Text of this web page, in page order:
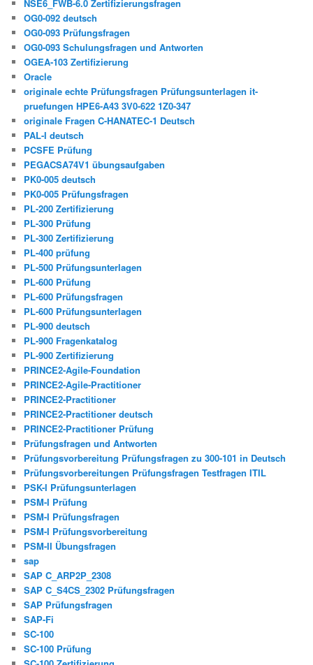
NSE6_FWB-6.0 Zertifizierungsfragen
OG0-092 deutsch
OG0-093 Prüfungsfragen
OG0-093 Schulungsfragen und Antworten
OGEA-103 Zertifizierung
Oracle
originale echte Prüfungsfragen Prüfungsunterlagen it-
pruefungen HPE6-A43 3V0-622 1Z0-347
originale Fragen C-HANATEC-1 Deutsch
PAL-I deutsch
PCSFE Prüfung
PEGACSA74V1 übungsaufgaben
PK0-005 deutsch
PK0-005 Prüfungsfragen
PL-200 Zertifizierung
PL-300 Prüfung
PL-300 Zertifizierung
PL-400 prüfung
PL-500 Prüfungsunterlagen
PL-600 Prüfung
PL-600 Prüfungsfragen
PL-600 Prüfungsunterlagen
PL-900 deutsch
PL-900 Fragenkatalog
PL-900 Zertifizierung
PRINCE2-Agile-Foundation
PRINCE2-Agile-Practitioner
PRINCE2-Practitioner
PRINCE2-Practitioner deutsch
PRINCE2-Practitioner Prüfung
Prüfungsfragen und Antworten
Prüfungsvorbereitung Prüfungsfragen zu 300-101 in Deutsch
Prüfungsvorbereitungen Prüfungsfragen Testfragen ITIL
PSK-I Prüfungsunterlagen
PSM-I Prüfung
PSM-I Prüfungsfragen
PSM-I Prüfungsvorbereitung
PSM-II Übungsfragen
sap
SAP C_ARP2P_2308
SAP C_S4CS_2302 Prüfungsfragen
SAP Prüfungsfragen
SAP-Fi
SC-100
SC-100 Prüfung